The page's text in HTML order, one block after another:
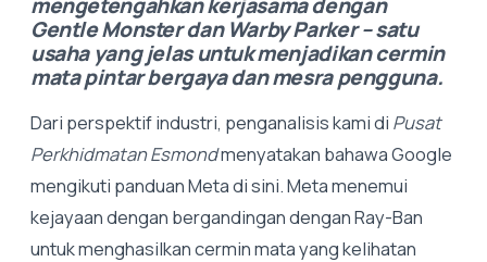
Gentle Monster dan Warby Parker – satu
usaha yang jelas untuk menjadikan cermin
mata pintar bergaya dan mesra pengguna.
Dari perspektif industri, penganalisis kami di Pusat
Perkhidmatan Esmondmenyatakan bahawa Google
mengikuti panduan Meta di sini. Meta menemui
kejayaan dengan bergandingan dengan Ray-Ban
untuk menghasilkan cermin mata yang kelihatan